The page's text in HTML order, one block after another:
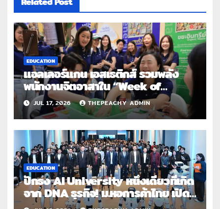
EDUCATION
แอลเลอร์แกน เอสเธติกส์ รวมพลัง
พนักงานจิตอาสาใน “Week of
Possibilities 2026: Together for
Brighter Days” ร่วมสร้างสื่อการ
เรียนรู้และมอบโอกาสแก่ผู้บกพร่อง
ทางการมองเห็น
JUL 17, 2026 THEPEACHY ADMIN
EDUCATION
ปักธง AI University หนึ่งเดียวที่เกิด
จาก DNA ธุรกิจ! ม.หอการค้าไทย เปิด
โครงการ UTCC AI Institute